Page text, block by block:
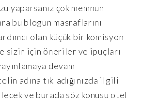
yaparsanız çok memnun
bu blogun masraflarını
olan küçük bir komisyon
sizin için öneriler ve ipuçları
devam
adına tıkladığınızda ilgili
ve burada söz konusu otel